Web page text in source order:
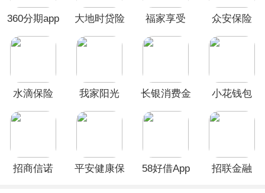
360分期app
大地时贷险
福家享受
众安保险
水滴保险
我家阳光
长银消费金
小花钱包
招商信诺
平安健康保
58好借App
招联金融